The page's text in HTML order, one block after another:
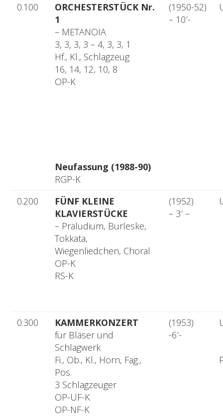
0.100
ORCHESTERSTÜCK Nr.
1
– METANOIA
3, 3, 3, 3 – 4, 3, 3, 1
Hf., Kl., Schlagzeug
16, 14, 12, 10, 8
OP-K
Neufassung (1988-90)
RGP-K
(1950-52)
– 10′-
0.200
FÜNF KLEINE
KLAVIERSTÜCKE
– Präludium, Burleske,
Tokkata,
Wiegenliedchen, Choral
OP-K
RS-K
(1952)
– 3′ –
0.300
KAMMERKONZERT
für Bläser und
Schlagwerk
Fi., Ob., Kl., Horn, Fag.,
Pos.
3 Schlagzeuger
OP-UF-K
OP-NF-K
(1953)
-6′-